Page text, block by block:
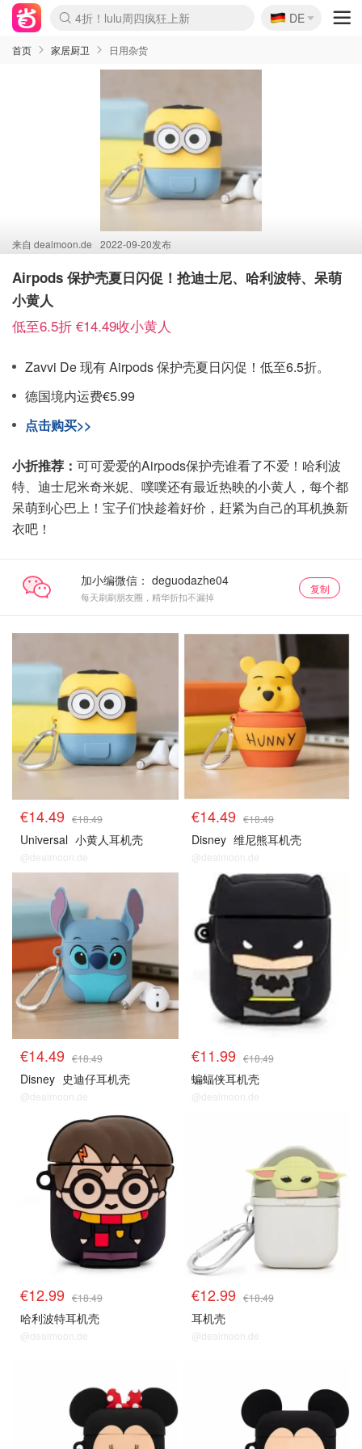
Boticinal 夏促开抢！
4折！lulu周四疯狂上新
还没结束！&OtherStories大促
Joybuy变相75折 随时失效
速领！Stanley独家85折
疑似霸哥！Camper额外叠85折
Zalando 奥莱闪促！每日更新
Moncler反季囤！5折起+叠9折
Coach Brooklyn仅€192
🇩🇪
DE
首页 家居厨卫 日用杂货
来自 dealmoon.de 2022-09-20发布
Airpods 保护壳夏日闪促！抢迪士尼、哈利波特、呆萌
小黄人
低至6.5折 €14.49收小黄人
Zavvi De 现有 Airpods 保护壳夏日闪促！低至6.5折。
德国境内运费€5.99
点击购买>>
小折推荐： 可可爱爱的Airpods保护壳谁看了不爱！哈利波
特、迪士尼米奇米妮、噗噗还有最近热映的小黄人，每个都
呆萌到心巴上！宝子们快趁着好价，赶紧为自己的耳机换新
衣吧！
加小编微信：
每天刷刷朋友圈，精华折扣不漏掉
复制
€14.49 €18.49
Universal 小黄人耳机壳
@dealmoon.de
€14.49 €18.49
Disney 维尼熊耳机壳
@dealmoon.de
€14.49 €18.49
Disney 史迪仔耳机壳
@dealmoon.de
€11.99 €18.49
蝙蝠侠耳机壳
@dealmoon.de
€12.99 €18.49
哈利波特耳机壳
@dealmoon.de
€12.99 €18.49
耳机壳
@dealmoon.de